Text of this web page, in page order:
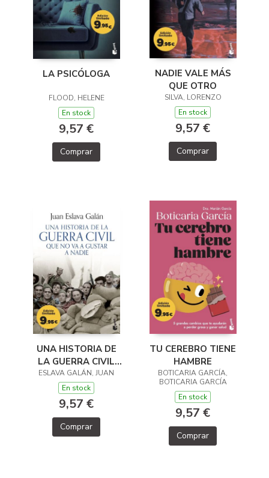
LA PSICÓLOGA
FLOOD, HELENE
En stock
9,57 €
Comprar
NADIE VALE MÁS
QUE OTRO
SILVA, LORENZO
En stock
9,57 €
Comprar
UNA HISTORIA DE
LA GUERRA CIVIL
QUE NO VA A
GUSTAR A NADIE
ESLAVA GALÁN, JUAN
En stock
9,57 €
Comprar
TU CEREBRO TIENE
HAMBRE
BOTICARIA GARCÍA,
BOTICARIA GARCÍA
En stock
9,57 €
Comprar